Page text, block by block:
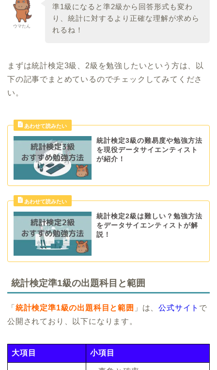
ウマたん
準1級になると準2級から回答形式も変わ
り、統計に対するより正確な理解が求めら
れるね！
まずは統計検定3級、2級を勉強したいという方は、以
下の記事でまとめているのでチェックしてみてくださ
い。
統計検定3級の難易度や勉強方法
を現役データサイエンティスト
が紹介！
統計検定2級は難しい？勉強方法
をデータサイエンティストが解
説！
統計検定準1級の出題科目と範囲
「 統計検定準1級の出題科目と範囲 」は、公式サイト で
公開されており、以下になります。
大項目 小項目